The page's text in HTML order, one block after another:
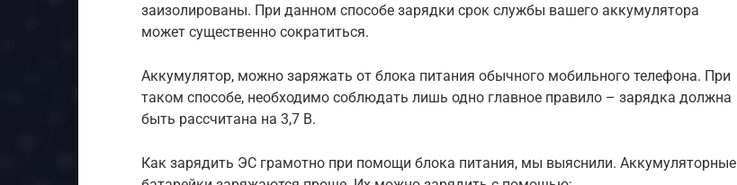
заизолированы. При данном способе зарядки срок службы вашего аккумулятора
может существенно сократиться.
Аккумулятор, можно заряжать от блока питания обычного мобильного телефона. При
таком способе, необходимо соблюдать лишь одно главное правило – зарядка должна
быть рассчитана на 3,7 В.
Как зарядить ЭС грамотно при помощи блока питания, мы выяснили. Аккумуляторные